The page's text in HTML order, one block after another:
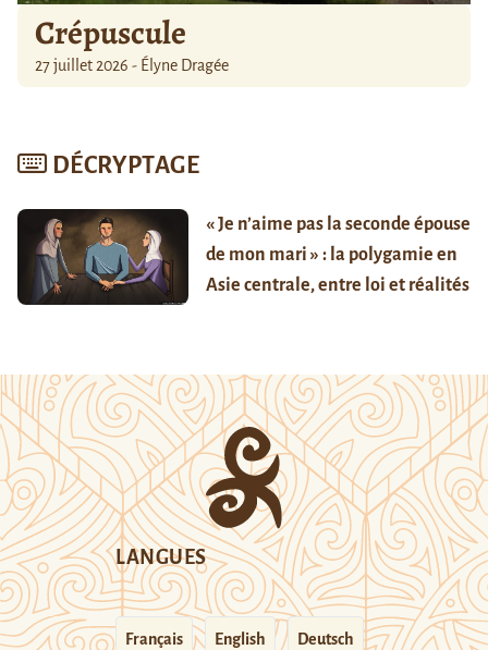
Crépuscule
27 juillet 2026 - Élyne Dragée
DÉCRYPTAGE
« Je n’aime pas la seconde épouse
de mon mari » : la polygamie en
Asie centrale, entre loi et réalités
LANGUES
Français English Deutsch